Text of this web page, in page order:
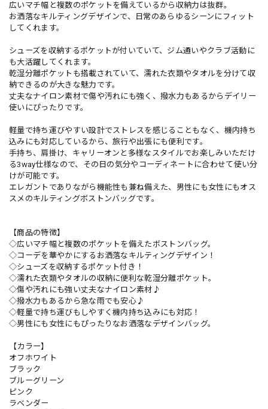
広いマチ幅と複数のポケットを備えているから収納力は抜群。
お洒落なキルティングデザインで、日常のあらゆるシーンにフィット
してくれます。
シューズを収納するポケットが付いていて、ジム通いやクラブ活動に
も大活躍してくれます。
乾湿分離ポケットも搭載されていて、濡れた衣類やタオルを分けて収
納できるのが大きな魅力です。
丈夫なナイロン素材で傷や汚れにも強く、撥水力もあるからデイリー
使いにぴったりです。
軽量で持ち運びやすい設計でストレスを感じることもなく、機内持ち
込みにも対応しているから、旅行や出張にも便利です。
手持ち、肩掛け、キャリーオンと多様なスタイルでお楽しみいただけ
る3way仕様なので、その日の気分やコーディネートに合わせて使い分
けが可能です。
エレガントでありながら機能性も兼ね備えた、男性にも女性にもオス
スメのキルティングボストンバッグです。
【商品の特徴】
◇広いマチ幅と複数のポケットを備えたボストンバッグ。
◇コーデを華やかにするお洒落なキルティングデザイン！
◇シューズを収納するポケット付き！
◇濡れた衣類やタオルの収納に便利な乾湿分離ポケット。
◇傷や汚れにも強い丈夫なナイロン素材♪
◇撥水力もあるから急な雨でも安心♪
◇軽量で持ち運びもしやすく機内持ち込みにも対応！
◇男性にも女性にもぴったりなお洒落なデザインバッグ。
【カラー】
オフホワイト
ブラック
ブルーグリーン
ピンク
ラベンダー